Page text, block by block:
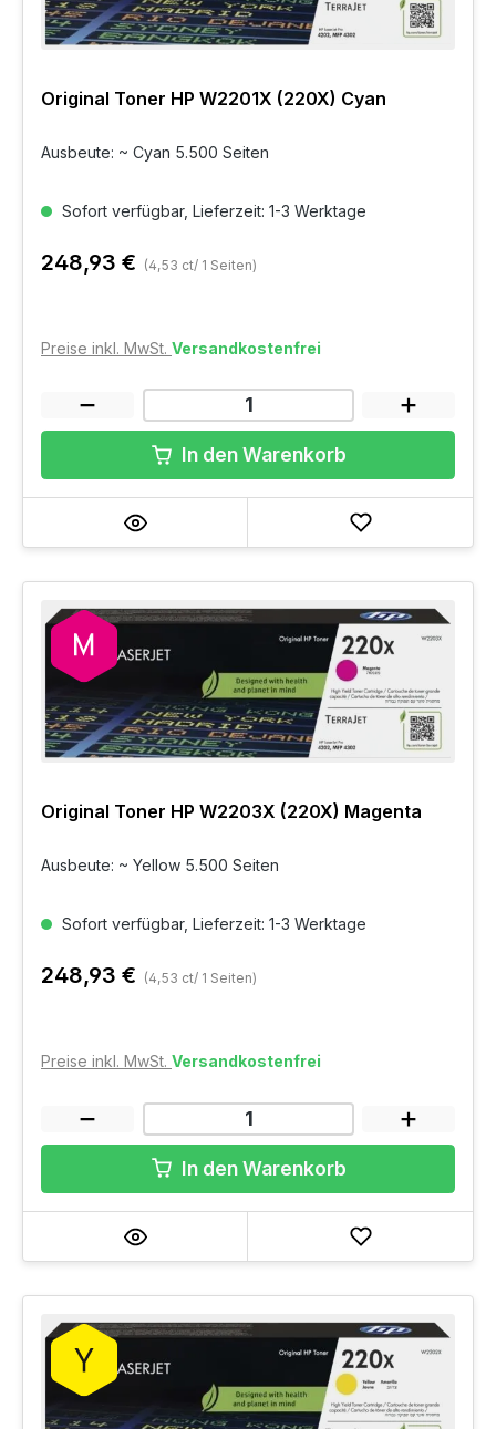
Original Toner HP W2201X (220X) Cyan
Ausbeute: ~ Cyan 5.500 Seiten
Sofort verfügbar, Lieferzeit: 1-3 Werktage
248,93 € (4,53 ct/ 1 Seiten)
Preise inkl. MwSt. Versandkostenfrei
In den Warenkorb
Original Toner HP W2203X (220X) Magenta
Ausbeute: ~ Yellow 5.500 Seiten
Sofort verfügbar, Lieferzeit: 1-3 Werktage
248,93 € (4,53 ct/ 1 Seiten)
Preise inkl. MwSt. Versandkostenfrei
In den Warenkorb